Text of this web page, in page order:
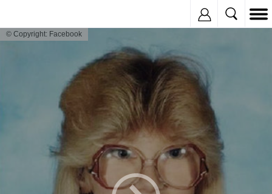
© Copyright: Facebook